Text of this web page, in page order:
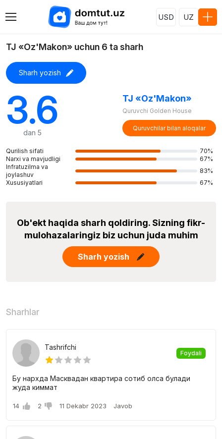
USD UZ
TJ «Oz'Makon» uchun 6 ta sharh
Sharh yozish
3.6
dan 5
Qurilish sifati
70%
Narxi va mavjudligi
67%
Infratuzilma va
joylashuv
83%
Xususiyatlari
67%
TJ «Oz'Makon»
Quruvchi Golden House
Quruvchilar bilan aloqalar
Ob'ekt haqida sharh qoldiring. Sizning fikr-
mulohazalaringiz biz uchun juda muhim
Sharh yozish
Sharhlar
Tashrifchi
Foydali
Бу нархда Масквадан квартира сотиб олса булади
жуда киммат
14 2 11 Dekabr 2023 Javob